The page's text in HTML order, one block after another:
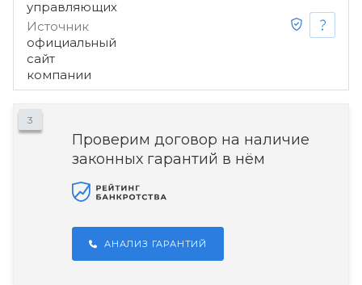
управляющих
Источник
официальный
сайт
компании
3
Проверим договор на наличие
законных гарантий в нём
АНАЛИЗ ГАРАНТИЙ